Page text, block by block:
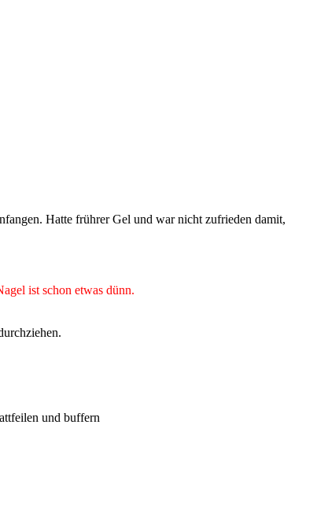
Hatte frührer Gel und war nicht zufrieden damit,
ist schon etwas dünn.
und buffern